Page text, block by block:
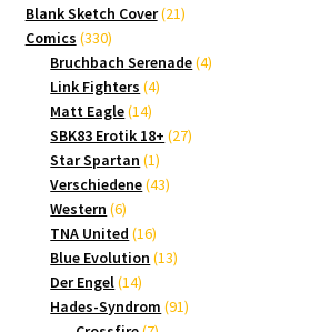
Blank Sketch Cover 2121
Comics 330330
Produkte
Bruchbach Serenade 44
Link Fighters 44
Matt Eagle 1414
Produkte
SBK83 Erotik 18+ 2727
Star Spartan 11
Produkt
Verschiedene 4343
Western 66
Produkte
TNA United 1616
Produkte
Blue Evolution 1313
Der Engel 1414
Produkte
Hades-Syndrom 9191